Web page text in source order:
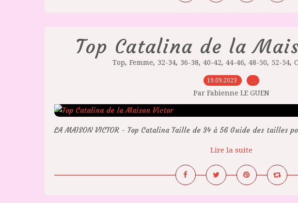
Top Catalina de la
Top, Femme, 32-34, 36-38, 40-42, 44-46, 48-50, 52-54,
19.09.2023 …
Par Fabienne LE GUEN
LA MAISON VICTOR - Top Catalina Taille de 34 à 56 Guide des tailles
Lire la suite